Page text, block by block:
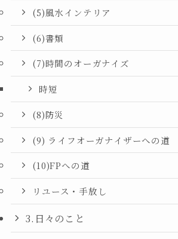
(5)風水インテリア
(6)書類
(7)時間のオーガナイズ
時短
(8)防災
(9) ライフオーガナイザーへの道
(10)FPへの道
リユース・手放し
3.日々のこと